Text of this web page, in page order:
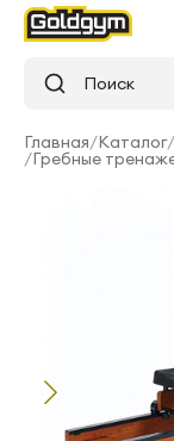
Поиск
Главная/Каталог/
/Гребные